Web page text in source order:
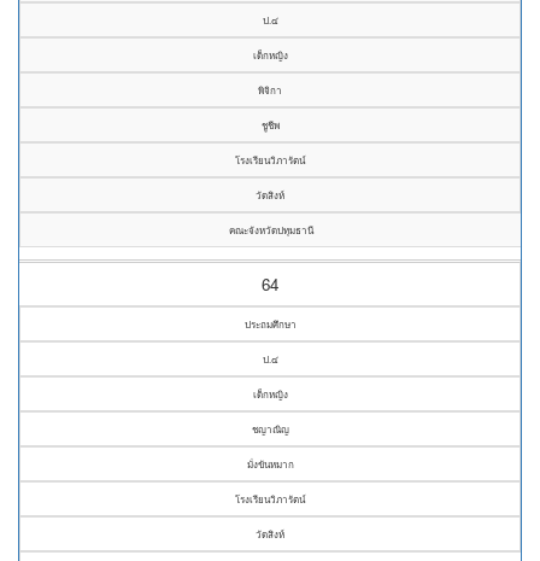
ป.๔
เด็กหญิง
พิจิกา
ชูชีพ
โรงเรียนวิภารัตน์
วัดสิงห์
คณะจังหวัดปทุมธานี
64
ประถมศึกษา
ป.๔
เด็กหญิง
ชญาณิญ
มั่งขันหมาก
โรงเรียนวิภารัตน์
วัดสิงห์